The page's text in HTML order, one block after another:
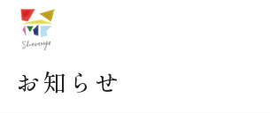
お知らせ